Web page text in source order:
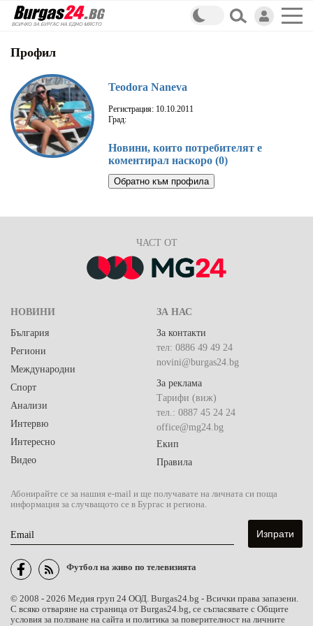
Профил
Teodora Naneva
Регистрация: 10.10.2011
Град:
Новини, които потребителят е
коментирал наскоро (0)
Обратно към профила
ЧАСТ ОТ
НОВИНИ
България
Региони
Международни
Спорт
Анализи
Интервю
Интересно
Видео
ЗА НАС
За контакти
тел: 0886 49 49 24
novini@burgas24.bg
За реклама
Тарифи (виж)
тел.: 0887 45 24 24
office@mg24.bg
Екип
Правила
Абонирайте се за нашия e-mail и ще получавате на личната си поща
информация за случващото се в Бургас и региона.
Email
Футбол на живо по телевизията
© 2008 - 2026 Медия груп 24 ООД. Burgas24.bg - Всички права запазени.
С всяко отваряне на страница от Burgas24.bg, се съгласявате с Общите
условия за ползване на сайта и политика за поверителност на личните